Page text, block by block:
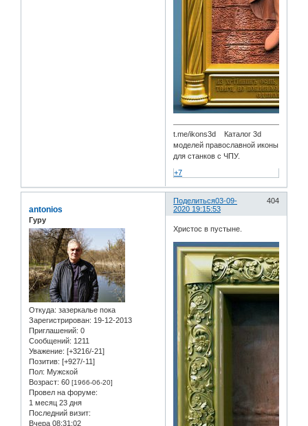
t.me/ikons3d Каталог 3d
моделей православной иконы
для станков с ЧПУ.
+7
Поделиться 404
03-09-
2020 19:15:53
antonios
Гуру
Откуда: зазеркалье пока
Зарегистрирован: 19-12-2013
Приглашений: 0
Сообщений: 1211
Уважение: [+3216/-21]
Позитив: [+927/-11]
Пол: Мужской
Возраст: 60 [1966-06-20]
Провел на форуме:
1 месяц 23 дня
Последний визит:
Вчера 08:31:02
Христос в пустыне.